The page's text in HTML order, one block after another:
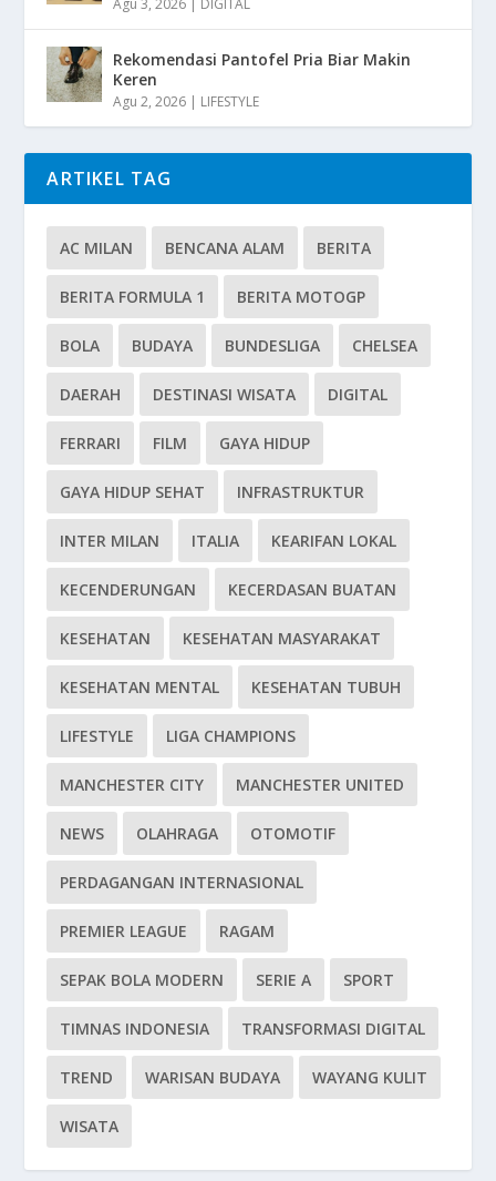
Agu 3, 2026 | DIGITAL
Rekomendasi Pantofel Pria Biar Makin
Keren
Agu 2, 2026 | LIFESTYLE
ARTIKEL TAG
AC MILAN BENCANA ALAM BERITA
BERITA FORMULA 1 BERITA MOTOGP
BOLA BUDAYA BUNDESLIGA CHELSEA
DAERAH DESTINASI WISATA DIGITAL
FERRARI FILM GAYA HIDUP
GAYA HIDUP SEHAT INFRASTRUKTUR
INTER MILAN ITALIA KEARIFAN LOKAL
KECENDERUNGAN KECERDASAN BUATAN
KESEHATAN KESEHATAN MASYARAKAT
KESEHATAN MENTAL KESEHATAN TUBUH
LIFESTYLE LIGA CHAMPIONS
MANCHESTER CITY MANCHESTER UNITED
NEWS OLAHRAGA OTOMOTIF
PERDAGANGAN INTERNASIONAL
PREMIER LEAGUE RAGAM
SEPAK BOLA MODERN SERIE A SPORT
TIMNAS INDONESIA TRANSFORMASI DIGITAL
TREND WARISAN BUDAYA WAYANG KULIT
WISATA